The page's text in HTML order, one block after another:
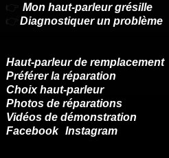
👉 Mon haut-parleur grésille
👉 Diagnostiquer un problème
Haut-parleur de remplacement
Préférer la réparation
Choix haut-parleur
Photos de réparations
Vidéos de démonstration
Facebook Instagram